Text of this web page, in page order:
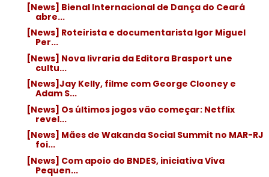
[News] Bienal Internacional de Dança do Ceará
abre...
[News] Roteirista e documentarista Igor Miguel
Per...
[News] Nova livraria da Editora Brasport une
cultu...
[News]Jay Kelly, filme com George Clooney e
Adam S...
[News] Os últimos jogos vão começar: Netflix
revel...
[News] Mães de Wakanda Social Summit no MAR-RJ
foi...
[News] Com apoio do BNDES, iniciativa Viva
Pequen...